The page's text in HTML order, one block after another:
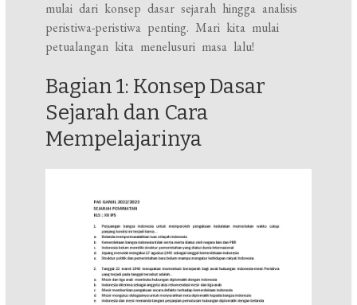
mulai dari konsep dasar sejarah hingga analisis
peristiwa-peristiwa penting. Mari kita mulai
petualangan kita menelusuri masa lalu!
Bagian 1: Konsep Dasar
Sejarah dan Cara
Mempelajarinya